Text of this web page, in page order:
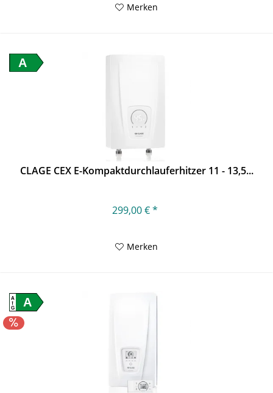
Merken
A
CLAGE CEX E-Kompaktdurchlauferhitzer 11 - 13,5...
299,00 € *
Merken
A
A
G